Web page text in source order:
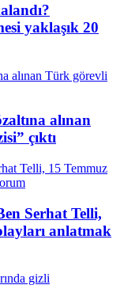
yaklaşık 20
alınan
çıktı
Serhat Telli,
anlatmak